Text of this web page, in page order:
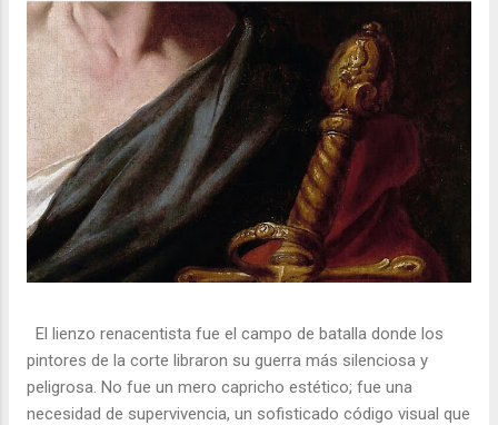
El lienzo renacentista fue el campo de batalla donde los
pintores de la corte libraron su guerra más silenciosa y
peligrosa. No fue un mero capricho estético; fue una
necesidad de supervivencia, un sofisticado código visual que